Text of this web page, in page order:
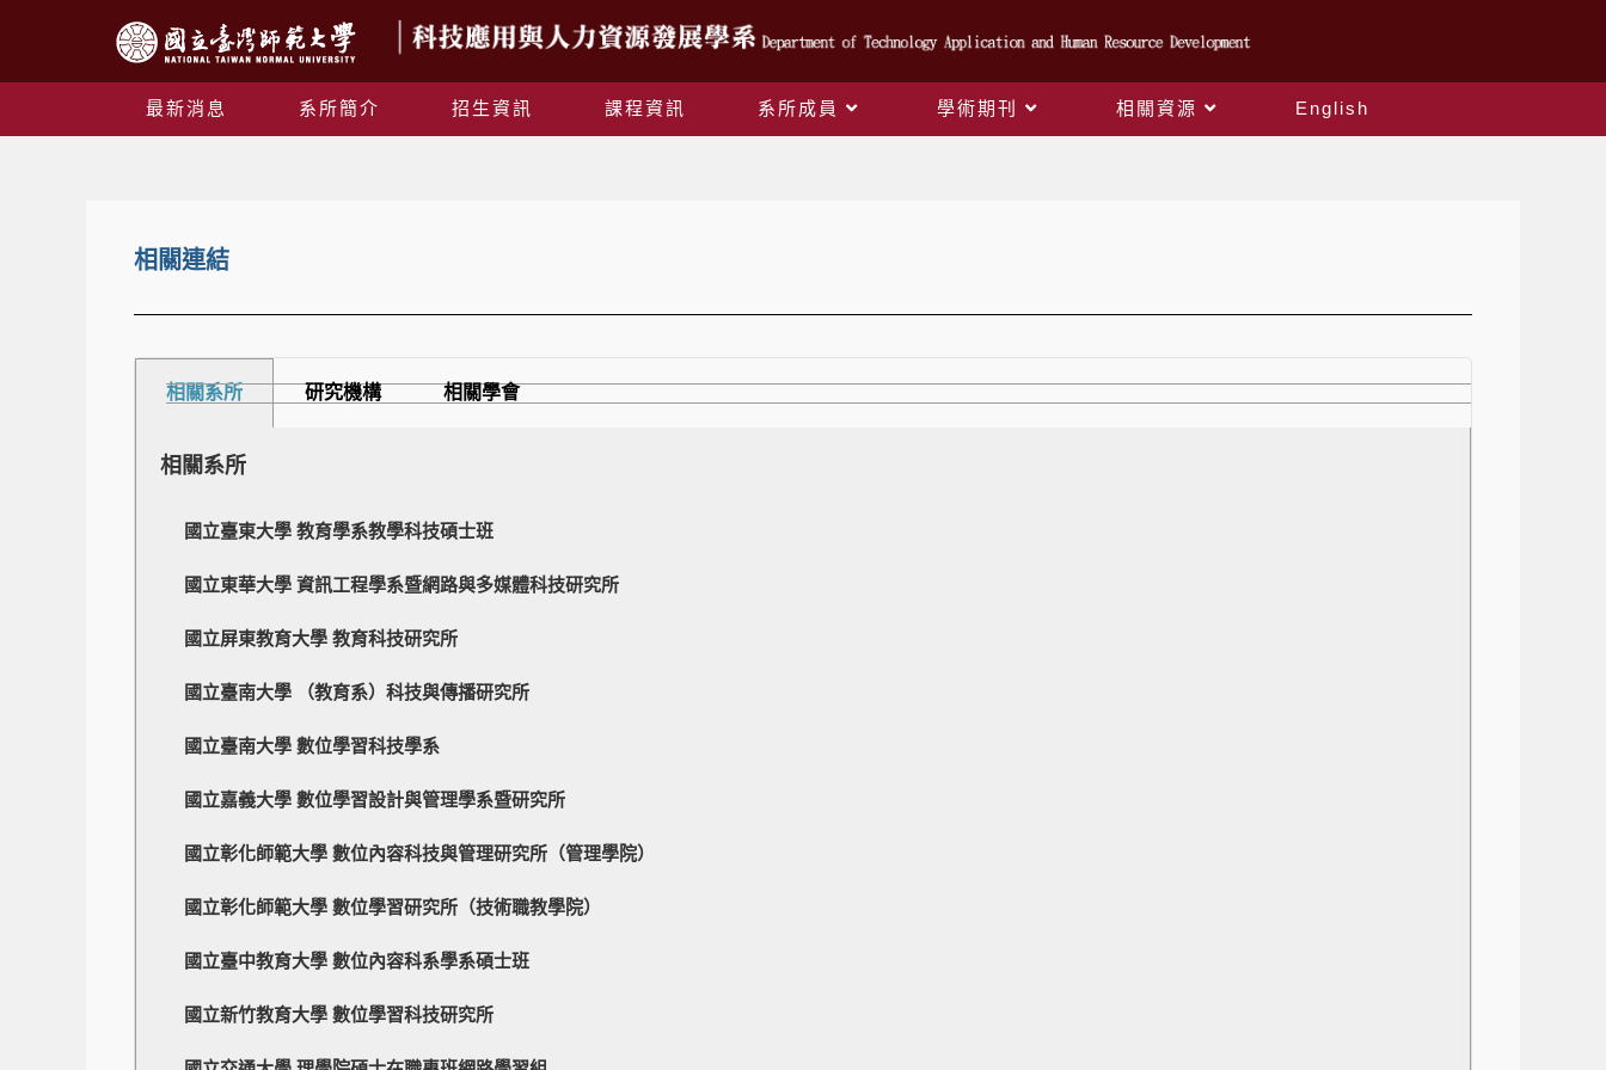
最新消息 系所簡介 招生資訊 課程資訊 系所成員 學術期刊 相關資源 English
相關連結
相關系所 研究機構 相關學會
相關系所
國立臺東大學 教育學系教學科技碩士班
國立東華大學 資訊工程學系暨網路與多媒體科技研究所
國立屏東教育大學 教育科技研究所
國立臺南大學 （教育系）科技與傳播研究所
國立臺南大學 數位學習科技學系
國立嘉義大學 數位學習設計與管理學系暨研究所
國立彰化師範大學 數位內容科技與管理研究所（管理學院）
國立彰化師範大學 數位學習研究所（技術職教學院）
國立臺中教育大學 數位內容科系學系碩士班
國立新竹教育大學 數位學習科技研究所